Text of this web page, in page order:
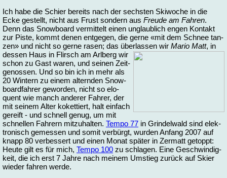
Ich ha­be die Schier be­reits nach der sechs­ten Ski­wo­che in die
Ecke ge­stellt, nicht aus Frust son­dern aus Freu­de am Fah­ren.
Denn das Snow­board ver­mit­telt ei­nen un­glaub­lich en­gen Kon­takt
zur Pis­te, kommt de­nen ent­ge­gen, die ger­ne «mit dem Schnee tan­
zen» und nicht so ger­ne ra­sen; das über­las­sen wir Ma­rio Matt, in
des­sen Haus in Flirsch am Arl­berg wir
schon zu Gast wa­ren, und sei­nen Zeit­
ge­nos­sen. Und so bin ich in mehr als
20 Win­tern zu ei­nem al­tern­den Snow­
board­fah­rer ge­wor­den, nicht so elo­
quent wie manch an­de­rer Fah­rer, der
mit sei­nem Al­ter ko­ket­tiert, halt ein­fach
ge­reift - und schnell ge­nug, um mit
schnel­len Fah­rern mit­zu­hal­ten. Tem­po 77 in Grin­del­wald sind elek­
tro­nisch ge­mes­sen und so­mit ver­bürgt, wur­den An­fang 2007 auf
knapp 80 ver­bes­sert und ei­nen Mo­nat spä­ter in Zer­matt ge­toppt:
Heu­te gilt es für mich, Tem­po 100 zu schla­gen. Ei­ne Ge­schwin­dig­
keit, die ich erst 7 Jah­re nach mei­nem Um­stieg zu­rück auf Skier
wie­der fah­ren wer­de.